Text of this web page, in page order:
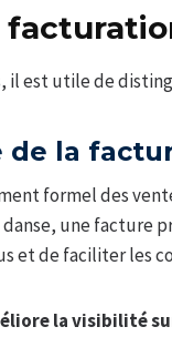
il est utile de
la
formel des
une facture
et de faciliter les
la visibilité